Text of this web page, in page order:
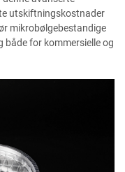
utskiftningskostnader
mikrobølgebestandige
både for kommersielle og